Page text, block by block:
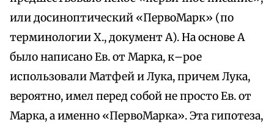
или досиноптический «ПервоМарк» (по
терминологии Х., документ А). На основе А
было написано Ев. от Марка, к–рое
использовали Матфей и Лука, причем Лука,
вероятно, имел перед собой не просто Ев. от
Марка, а именно «ПервоМарка». Эта гипотеза,